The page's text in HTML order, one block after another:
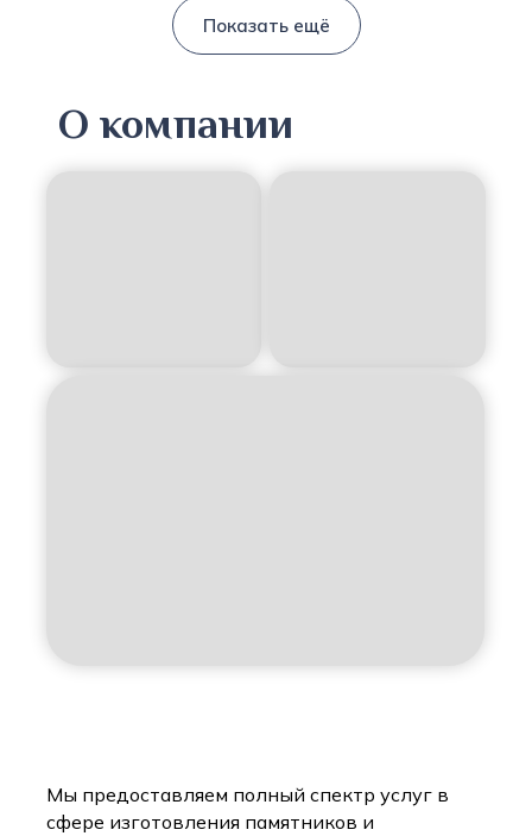
Показать ещё
Мы предоставляем полный спектр услуг в
сфере изготовления памятников и
О компании